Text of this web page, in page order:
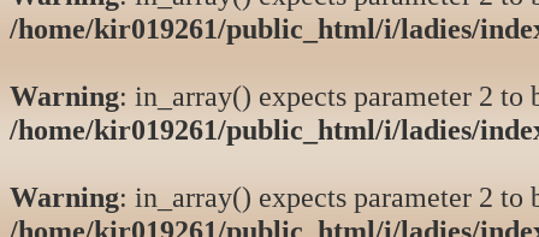
/home/kir019261/public_html/i/ladies/
Warning: in_array() expects parameter 2 to
/home/kir019261/public_html/i/ladies/
Warning: in_array() expects parameter 2 to
/home/kir019261/public_html/i/ladies/